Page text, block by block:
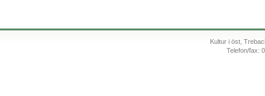
Kultur i öst,
Telefon/fax: